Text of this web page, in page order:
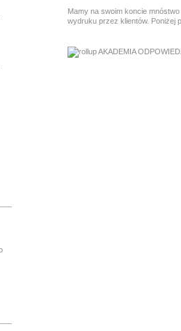
Mamy na swoim koncie
wydruku przez klientów. Poniżej